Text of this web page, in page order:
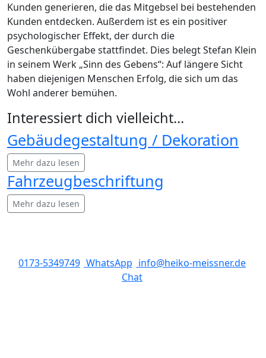
Kunden generieren, die das Mitgebsel bei bestehenden
Kunden entdecken. Außerdem ist es ein positiver
psychologischer Effekt, der durch die
Geschenkübergabe stattfindet. Dies belegt Stefan Klein
in seinem Werk „Sinn des Gebens“: Auf längere Sicht
haben diejenigen Menschen Erfolg, die sich um das
Wohl anderer bemühen.
Interessiert dich vielleicht...
Gebäudegestaltung / Dekoration
Mehr dazu lesen
Fahrzeugbeschriftung
Mehr dazu lesen
0173-5349749 WhatsApp info@heiko-meissner.de
Chat